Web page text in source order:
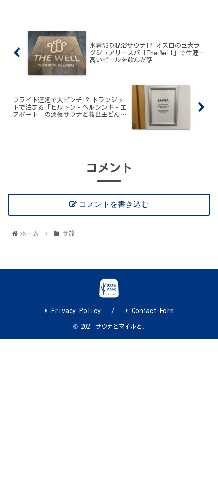
水着NGの混浴サウナ!? オスロの巨大ラ
グジュアリースパ「The Well」で生涯一
高いビールを飲んだ話
フライト遅延で大ピンチ!? トランジッ
トで泊まる「ヒルトン・ヘルシンキ・エ
アポート」の深夜サウナと救世主どん兵
コメント
コメントを書き込む
ホーム サ旅
Privacy Policy Contact Form
© 2021 サウナとマイルと.